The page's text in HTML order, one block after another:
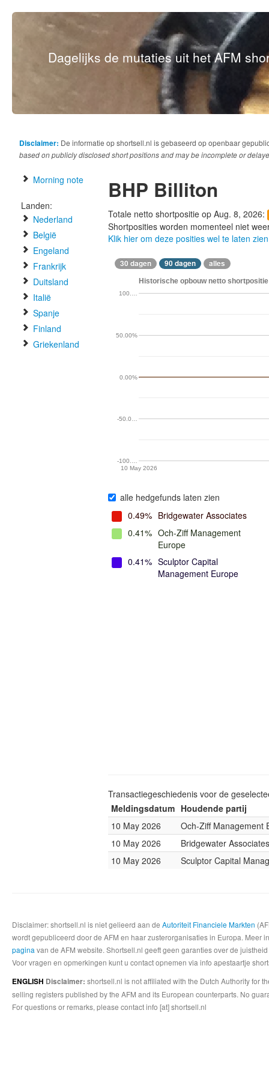
Dagelijks de mutaties uit het AFM
Disclaimer: De informatie op shortsell.nl is gebaseerd op openbaar
based on publicly disclosed short positions and may be incomplete or
Morning note
Landen:
Nederland
België
Engeland
Frankrijk
Duitsland
Italië
Spanje
Finland
Griekenland
BHP Billiton
Totale netto shortpositie op Aug. 8, 2026:
Shortposities worden momenteel niet
Klik hier om deze posities wel te laten zien
30 dagen 90 dagen alles
Historische opbouw netto
10 May 2026
-100.…
-50.0…
0.00%
50.00%
100.…
alle hedgefunds laten zien
0.49% Bridgewater Associates
0.41% Och-Ziff Management
Europe
0.41% Sculptor Capital
Management Europe
Transactiegeschiedenis voor de
Meldingsdatum Houdende partij
10 May 2026
Och-Ziff Management
10 May 2026
Bridgewater Associates
10 May 2026
Sculptor Capital
Disclaimer: shortsell.nl is niet gelieerd aan de Autoriteit Financiele Markten
wordt gepubliceerd door de AFM en haar zusterorganisaties in Europa.
pagina van de AFM website. Shortsell.nl geeft geen garanties over de
Voor vragen en opmerkingen kunt u contact opnemen via info apestaartje
ENGLISH Disclaimer: shortsell.nl is not affiliated with the Dutch Authority for
selling registers published by the AFM and its European counterparts. No
For questions or remarks, please contact info [at] shortsell.nl